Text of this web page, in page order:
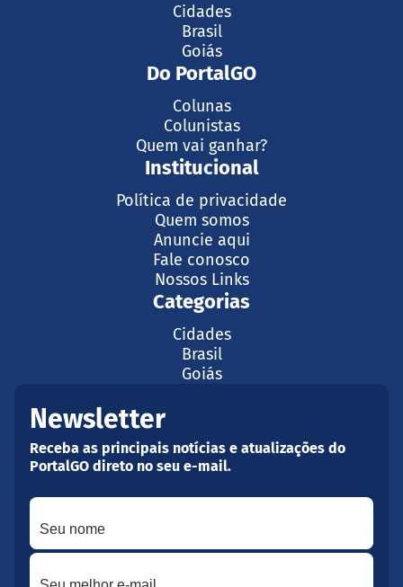
Cidades
Brasil
Goiás
Do PortalGO
Colunas
Colunistas
Quem vai ganhar?
Institucional
Política de privacidade
Quem somos
Anuncie aqui
Fale conosco
Nossos Links
Categorias
Cidades
Brasil
Goiás
Newsletter
Receba as principais notícias e atualizações do
PortalGO direto no seu e-mail.
Seu nome
Seu melhor e-mail